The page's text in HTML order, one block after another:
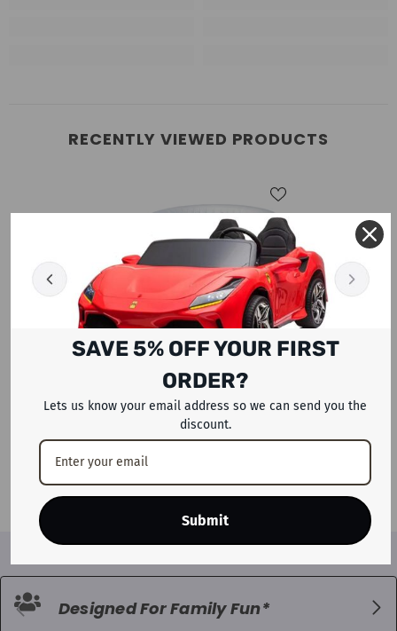
RECENTLY VIEWED PRODUCTS
ADD TO CART
أرجوحة ركوب كهربائية للأطفال من ميجا
ستار مع أضواء وجهاز تحكم عن بعد 6
Designed For Family Fun*
SAVE 5% OFF YOUR FIRST
ORDER?
Lets us know your email address so we can send you the
discount.
Submit